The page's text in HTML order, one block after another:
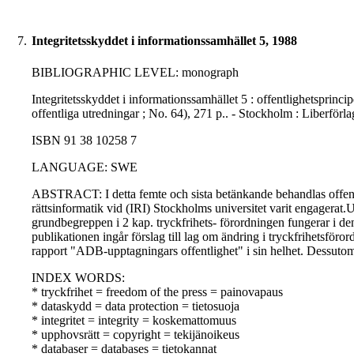
7. Integritetsskyddet i informationssamhället 5, 1988
BIBLIOGRAPHIC LEVEL: monograph
Integritetsskyddet i informationssamhället 5 :
offentliga utredningar ; No. 64), 271 p.. - Stockholm :
ISBN 91 38 10258 7
LANGUAGE: SWE
ABSTRACT: I detta femte och sista betänkande behandlas
rättsinformatik vid (IRI) Stockholms universitet varit
grundbegreppen i 2 kap. tryckfrihets- förordningen fungerar i
publikationen ingår förslag till lag om ändring i
rapport "ADB-upptagningars offentlighet" i sin helhet.
INDEX WORDS:
* tryckfrihet = freedom of the press = painovapaus
* dataskydd = data protection = tietosuoja
* integritet = integrity = koskemattomuus
* upphovsrätt = copyright = tekijänoikeus
* databaser = databases = tietokannat